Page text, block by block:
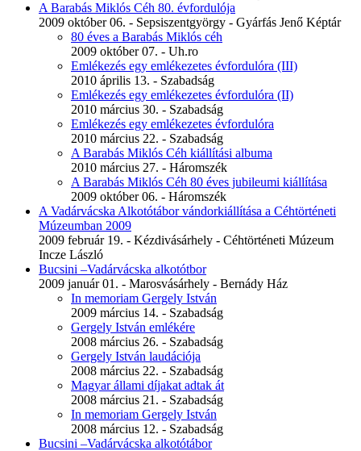
A Barabás Miklós Céh 80. évfordulója
2009 október 06. - Sepsiszentgyörgy - Gyárfás Jenő Képtár
80 éves a Barabás Miklós céh
2009 október 07. - Uh.ro
Emlékezés egy emlékezetes évfordulóra (III)
2010 április 13. - Szabadság
Emlékezés egy emlékezetes évfordulóra (II)
2010 március 30. - Szabadság
Emlékezés egy emlékezetes évfordulóra
2010 március 22. - Szabadság
A Barabás Miklós Céh kiállítási albuma
2010 március 27. - Háromszék
A Barabás Miklós Céh 80 éves jubileumi kiállítása
2009 október 06. - Háromszék
A Vadárvácska Alkotótábor vándorkiállítása a Céhtörténeti
Múzeumban 2009
2009 február 19. - Kézdivásárhely - Céhtörténeti Múzeum
Incze László
Bucsini –Vadárvácska alkotótbor
2009 január 01. - Marosvásárhely - Bernády Ház
In memoriam Gergely István
2009 március 14. - Szabadság
Gergely István emlékére
2008 március 26. - Szabadság
Gergely István laudációja
2008 március 22. - Szabadság
Magyar állami díjakat adtak át
2008 március 21. - Szabadság
In memoriam Gergely István
2008 március 12. - Szabadság
Bucsini –Vadárvácska alkotótábor